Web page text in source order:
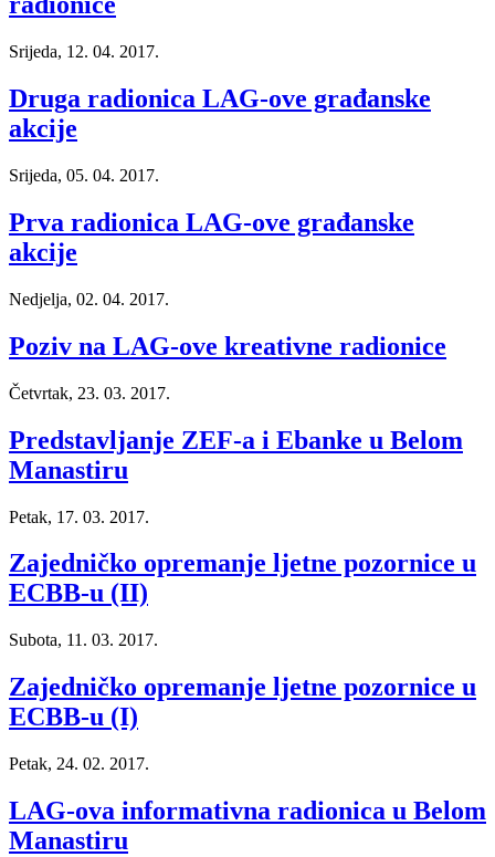
Srijeda, 12. 04. 2017.
Druga radionica LAG-ove građanske
akcije
Srijeda, 05. 04. 2017.
Prva radionica LAG-ove građanske
akcije
Nedjelja, 02. 04. 2017.
Poziv na LAG-ove kreativne radionice
Četvrtak, 23. 03. 2017.
Predstavljanje ZEF-a i Ebanke u Belom
Manastiru
Petak, 17. 03. 2017.
Zajedničko opremanje ljetne pozornice u
ECBB-u (II)
Subota, 11. 03. 2017.
Zajedničko opremanje ljetne pozornice u
ECBB-u (I)
Petak, 24. 02. 2017.
LAG-ova informativna radionica u Belom
Manastiru